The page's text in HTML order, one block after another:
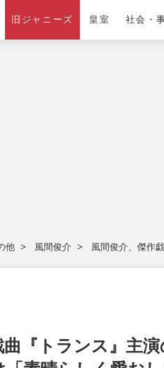
旧ジャニーズ 皇室 社会・
他 風間俊介 風間俊介、傑作
曲『トランス』主